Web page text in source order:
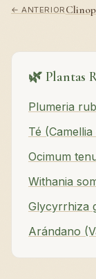
← ANTERIOR
🌿 Plantas
Plumeria
Té (Camellia
Ocimum
Withania
Glycyrrhiza
Arándano